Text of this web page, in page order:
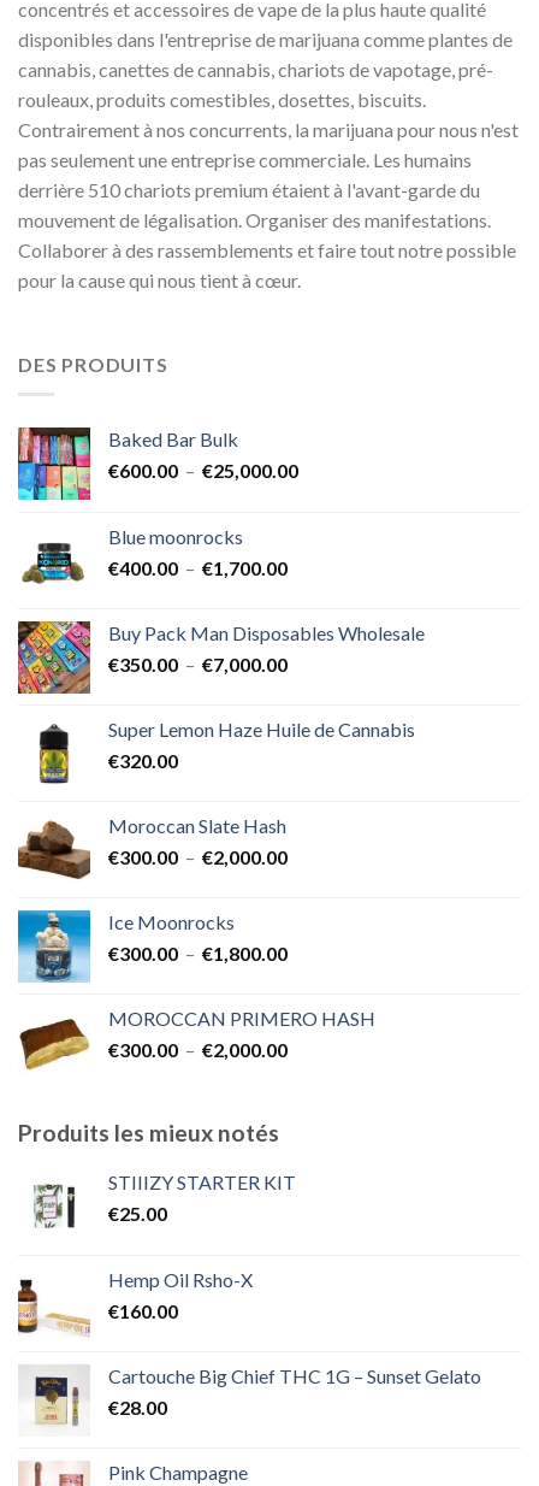
concentrés et accessoires de vape de la plus haute qualité
disponibles dans l'entreprise de marijuana comme plantes de
cannabis, canettes de cannabis, chariots de vapotage, pré-
rouleaux, produits comestibles, dosettes, biscuits.
Contrairement à nos concurrents, la marijuana pour nous n'est
pas seulement une entreprise commerciale. Les humains
derrière 510 chariots premium étaient à l'avant-garde du
mouvement de légalisation. Organiser des manifestations.
Collaborer à des rassemblements et faire tout notre possible
pour la cause qui nous tient à cœur.
DES PRODUITS
Baked Bar Bulk
€600.00 – €25,000.00Plage
Blue moonrocks
€400.00 – €1,700.00Plage
€400.00
à
Buy Pack Man Disposables Wholesale
€350.00 – €7,000.00Plage
€350.00
Super Lemon Haze Huile de Cannabis
€320.00
Moroccan Slate Hash
€300.00 – €2,000.00Plage
à
Ice Moonrocks
€300.00 – €1,800.00Plage
€300.00
à
MOROCCAN PRIMERO HASH
€300.00 – €2,000.00Plage
€2,000.00
Produits les mieux notés
STIIIZY STARTER KIT
€25.00
Hemp Oil Rsho-X
€160.00
Cartouche Big Chief THC 1G – Sunset Gelato
€28.00
Pink Champagne